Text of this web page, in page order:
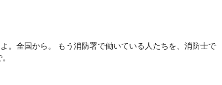
。全国から。 もう消防署で働いている人たちを、消防士で